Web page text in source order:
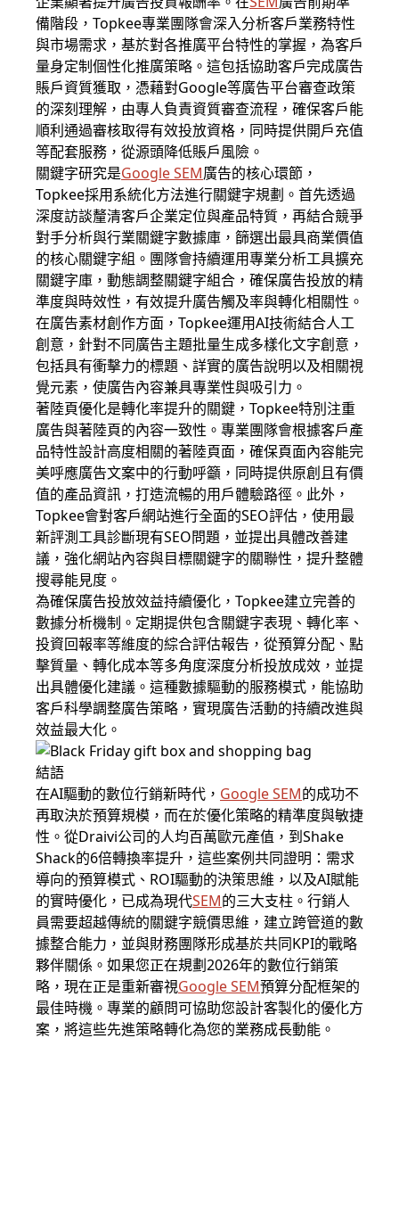
備階段，Topkee專業團隊會深入分析客戶業務特性
與市場需求，基於對各推廣平台特性的掌握，為客戶
量身定制個性化推廣策略。這包括協助客戶完成廣告
賬戶資質獲取，憑藉對Google等廣告平台審查政策
的深刻理解，由專人負責資質審查流程，確保客戶能
順利通過審核取得有效投放資格，同時提供開戶充值
等配套服務，從源頭降低賬戶風險。
關鍵字研究是Google SEM廣告的核心環節，
Topkee採用系統化方法進行關鍵字規劃。首先透過
深度訪談釐清客戶企業定位與產品特質，再結合競爭
對手分析與行業關鍵字數據庫，篩選出最具商業價值
的核心關鍵字組。團隊會持續運用專業分析工具擴充
關鍵字庫，動態調整關鍵字組合，確保廣告投放的精
準度與時效性，有效提升廣告觸及率與轉化相關性。
在廣告素材創作方面，Topkee運用AI技術結合人工
創意，針對不同廣告主題批量生成多樣化文字創意，
包括具有衝擊力的標題、詳實的廣告說明以及相關視
覺元素，使廣告內容兼具專業性與吸引力。
著陸頁優化是轉化率提升的關鍵，Topkee特別注重
廣告與著陸頁的內容一致性。專業團隊會根據客戶產
品特性設計高度相關的著陸頁面，確保頁面內容能完
美呼應廣告文案中的行動呼籲，同時提供原創且有價
值的產品資訊，打造流暢的用戶體驗路徑。此外，
Topkee會對客戶網站進行全面的SEO評估，使用最
新評測工具診斷現有SEO問題，並提出具體改善建
議，強化網站內容與目標關鍵字的關聯性，提升整體
搜尋能見度。
為確保廣告投放效益持續優化，Topkee建立完善的
數據分析機制。定期提供包含關鍵字表現、轉化率、
投資回報率等維度的綜合評估報告，從預算分配、點
擊質量、轉化成本等多角度深度分析投放成效，並提
出具體優化建議。這種數據驅動的服務模式，能協助
客戶科學調整廣告策略，實現廣告活動的持續改進與
效益最大化。
結語
在AI驅動的數位行銷新時代， Google SEM的成功不
再取決於預算規模，而在於優化策略的精準度與敏捷
性。從Draivi公司的人均百萬歐元產值，到Shake
Shack的6倍轉換率提升，這些案例共同證明：需求
導向的預算模式、ROI驅動的決策思維，以及AI賦能
的實時優化，已成為現代SEM的三大支柱。行銷人
員需要超越傳統的關鍵字競價思維，建立跨管道的數
據整合能力，並與財務團隊形成基於共同KPI的戰略
夥伴關係。如果您正在規劃2026年的數位行銷策
略，現在正是重新審視Google SEM預算分配框架的
最佳時機。專業的顧問可協助您設計客製化的優化方
案，將這些先進策略轉化為您的業務成長動能。